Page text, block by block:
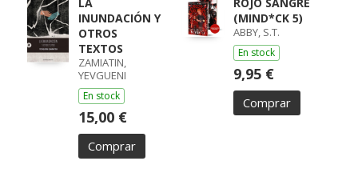
INUNDACIÓN Y
OTROS
TEXTOS
ZAMIATIN,
YEVGUENI
En stock
15,00 €
Comprar
(MIND*CK 5)
ABBY, S.T.
En stock
9,95 €
Comprar